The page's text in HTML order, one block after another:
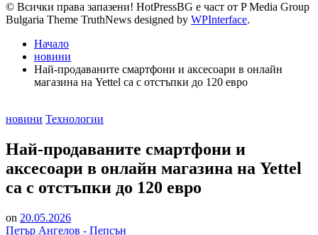
© Всички права запазени! HotPressBG е част от P Media Group
Bulgaria Theme TruthNews designed by WPInterface.
Начало
новини
Най-продаваните смартфони и аксесоари в онлайн
магазина на Yettel са с отстъпки до 120 евро
Posted
новини Технологии
Най-продаваните смартфони и
аксесоари в онлайн магазина на Yettel
са с отстъпки до 120 евро
on 20.05.2026
Петър Ангелов - Пепсън